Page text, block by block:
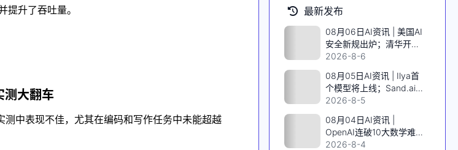
升了吞吐量。
大翻车
中表现不佳，尤其在编码和写作任务中未能超越
最新发布
08月06日AI资讯 | 美国AI
安全新规出炉；清华开源
千亿MoE视频模型；谷歌
Jeff Dean离职创业；
Meta发布编程Agent；
MiniMax H3视频模型低价
上线
2026-8-6
08月05日AI资讯 | Ilya首
个模型将上线；Sand.ai开
源千亿MoE视频模型；
SpaceX英伟达AI算力上
天；阿里发布Qwen3.8
2026-8-5
08月04日AI资讯 |
OpenAI连破10大数学难
题；DeepSeek V4 Flash
2026-8-4